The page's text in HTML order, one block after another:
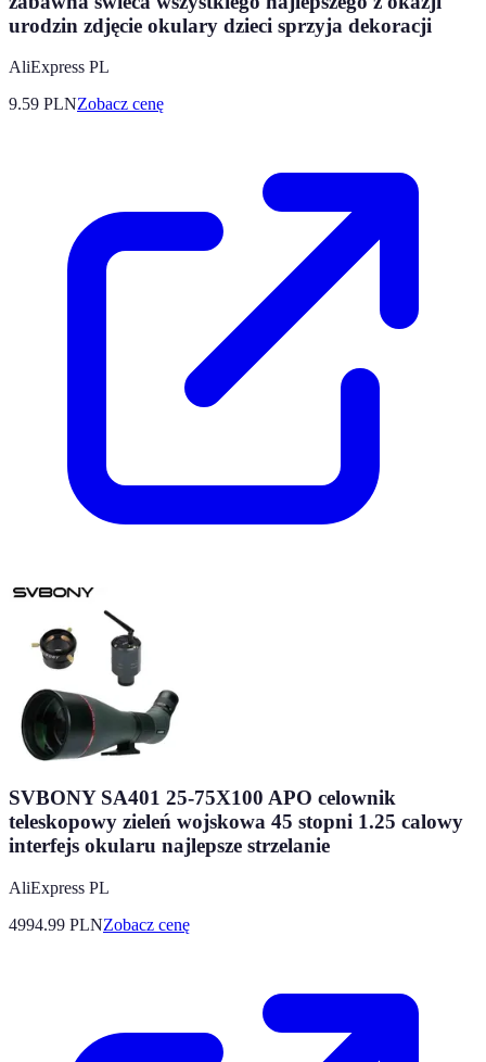
urodzin zdjęcie okulary dzieci sprzyja dekoracji
AliExpress PL
9.59 PLNZobacz cenę
SVBONY SA401 25-75X100 APO celownik
teleskopowy zieleń wojskowa 45 stopni 1.25 calowy
interfejs okularu najlepsze strzelanie
AliExpress PL
4994.99 PLNZobacz cenę